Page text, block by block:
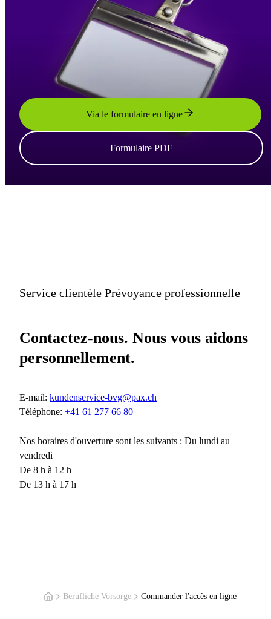
Via le formulaire en ligne
Formulaire PDF
Service clientèle Prévoyance professionnelle
Contactez-nous. Nous vous aidons
personnellement.
E-mail: kundenservice-bvg@pax.ch
Téléphone: +41 61 277 66 80
Nos horaires d'ouverture sont les suivants : Du lundi au
vendredi
De 8 h à 12 h
De 13 h à 17 h
Berufliche Vorsorge Commander l'accès en ligne